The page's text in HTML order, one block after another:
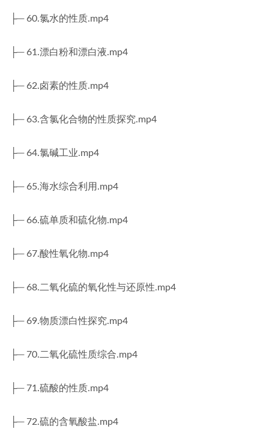
├─ 60.氯水的性质.mp4
├─ 61.漂白粉和漂白液.mp4
├─ 62.卤素的性质.mp4
├─ 63.含氯化合物的性质探究.mp4
├─ 64.氯碱工业.mp4
├─ 65.海水综合利用.mp4
├─ 66.硫单质和硫化物.mp4
├─ 67.酸性氧化物.mp4
├─ 68.二氧化硫的氧化性与还原性.mp4
├─ 69.物质漂白性探究.mp4
├─ 70.二氧化硫性质综合.mp4
├─ 71.硫酸的性质.mp4
├─ 72.硫的含氧酸盐.mp4